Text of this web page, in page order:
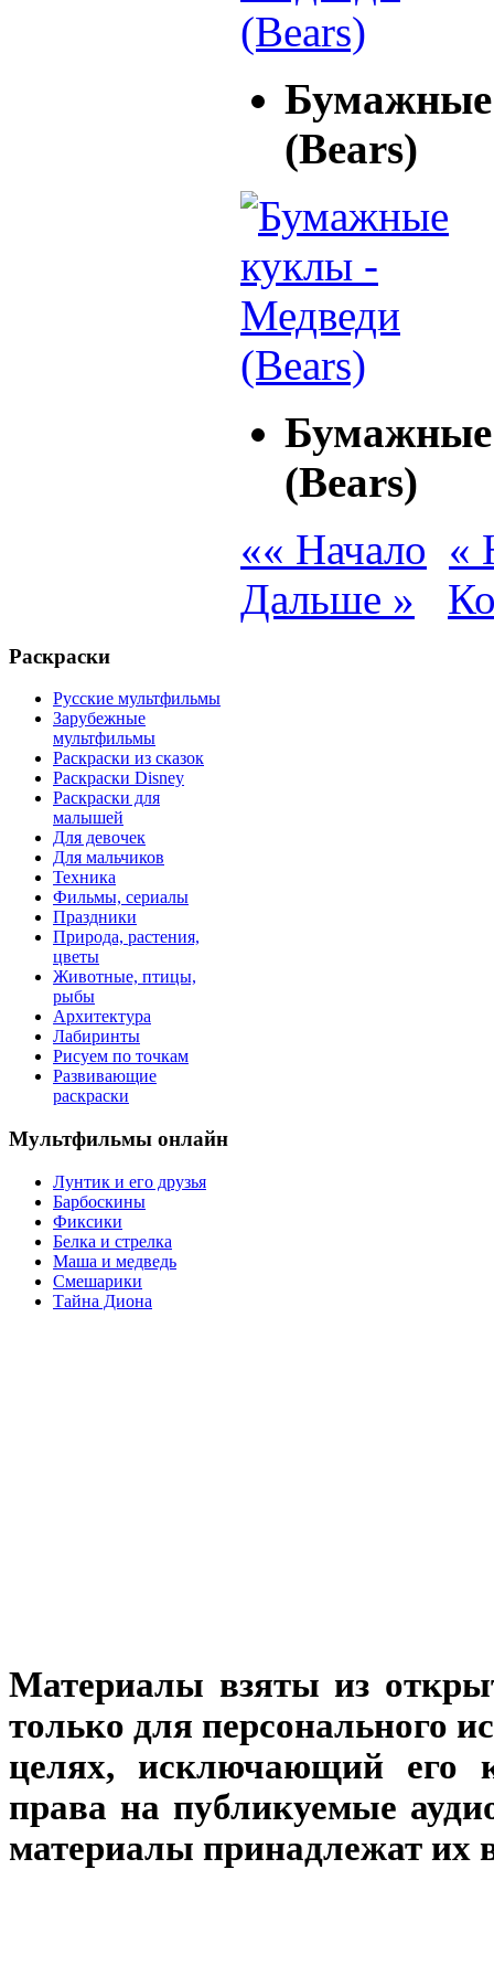
(Bears)
(Bears)
«« Начало «
Дальше »
Раскраски
Русские мультфильмы
Зарубежные
мультфильмы
Раскраски из сказок
Раскраски Disney
Раскраски для
малышей
Для девочек
Для мальчиков
Техника
Фильмы, сериалы
Праздники
Природа, растения,
цветы
Животные, птицы,
рыбы
Архитектура
Лабиринты
Рисуем по точкам
Развивающие
раскраски
Мультфильмы онлайн
Лунтик и его друзья
Барбоскины
Фиксики
Белка и стрелка
Маша и медведь
Смешарики
Тайна Диона
Материалы взяты из
только для персонального
целях, исключающий его
права на публикуемые
материалы принадлежат их